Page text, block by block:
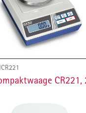
CR221,